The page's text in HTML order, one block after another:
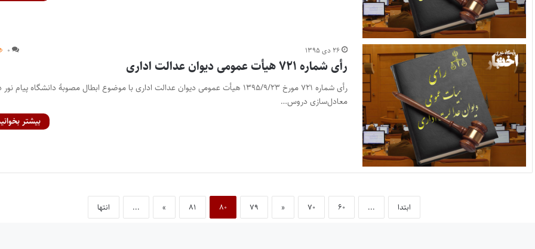
۲۶ دی ۱۳۹۵ ۰
رأی شماره ۷۲۱ هیأت عمومی دیوان عدالت اداری
رأی شماره ۷۲۱ مورخ ۱۳۹۵/۹/۲۳ هیأت عمومی دیوان عدالت اداری با موضوع ابطال مصوبۀ دانشگاه پیام
معادل‌سازی دروس…
بیشتر
ابتدا ... ۶۰ ۷۰ « ۷۹ ۸۰ ۸۱ »
... انتها